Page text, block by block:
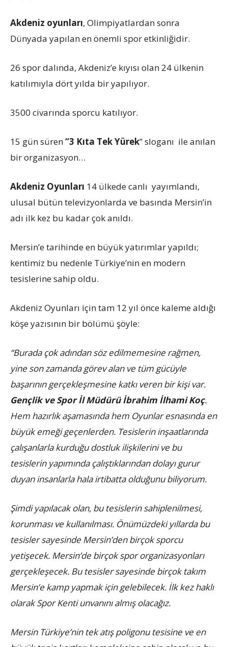
Akdeniz oyunları, Olimpiyatlardan sonra
Dünyada yapılan en önemli spor etkinliğidir.
26 spor dalında, Akdeniz’e kıyısı olan 24 ülkenin
katılımıyla dört yılda bir yapılıyor.
3500 civarında sporcu katılıyor.
15 gün süren“3 Kıta Tek Yürek” sloganı ile anılan
bir organizasyon…
Akdeniz Oyunları 14 ülkede canlı yayımlandı,
ulusal bütün televizyonlarda ve basında Mersin’in
adı ilk kez bu kadar çok anıldı.
Mersin’e tarihinde en büyük yatırımlar yapıldı;
kentimiz bu nedenle Türkiye’nin en modern
tesislerine sahip oldu.
Akdeniz Oyunları için tam 12 yıl önce kaleme aldığı
köşe yazısının bir bölümü şöyle:
“Burada çok adından söz edilmemesine rağmen,
yine son zamanda görev alan ve tüm gücüyle
başarının gerçekleşmesine katkı veren bir kişi var.
Gençlik ve Spor İl Müdürü İbrahim İlhami Koç.
Hem hazırlık aşamasında hem Oyunlar esnasında en
büyük emeği geçenlerden. Tesislerin inşaatlarında
çalışanlarla kurduğu dostluk ilişkilerini ve bu
tesislerin yapımında çalıştıklarından dolayı gurur
duyan insanlarla hala irtibatta olduğunu biliyorum.
Şimdi yapılacak olan, bu tesislerin sahiplenilmesi,
korunması ve kullanılması. Önümüzdeki yıllarda bu
tesisler sayesinde Mersin’den birçok sporcu
yetişecek. Mersin’de birçok spor organizasyonları
gerçekleşecek. Bu tesisler sayesinde birçok takım
Mersin’e kamp yapmak için gelebilecek. İlk kez haklı
olarak Spor Kenti unvanını almış olacağız.
Mersin Türkiye’nin tek atış poligonu tesisine ve en